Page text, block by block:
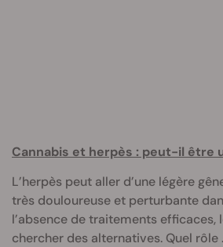
Cannabis et herpès : peut-il être
L’herpès peut aller d’une légère
très douloureuse et perturbante
l’absence de traitements
chercher des alternatives. Quel rôle